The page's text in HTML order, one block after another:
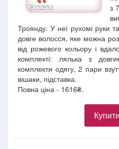
з
Троянду. У неї рухомі руки
довге волосся, яке можна
від рожевого кольору і
комплекті: лялька з
комплекти одягу, 2 пари
вішаки, підставка.
Повна ціна - 1616₴.